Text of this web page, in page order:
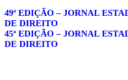
49ª EDIÇÃO – JORNAL
DE DIREITO
45ª EDIÇÃO – JORNAL
DE DIREITO